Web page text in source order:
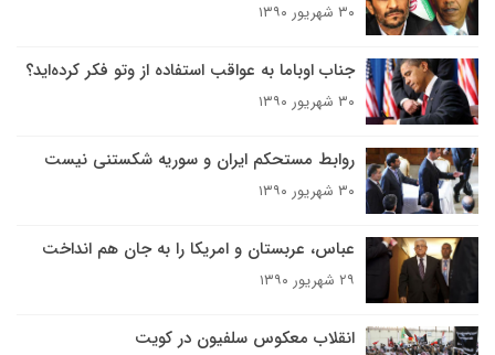
۳۰ شهریور ۱۳۹۰
جناب اوباما به عواقب استفاده از وتو فکر کرده‌اید؟
۳۰ شهریور ۱۳۹۰
روابط مستحکم ایران و سوریه شکستنی نیست
۳۰ شهریور ۱۳۹۰
عباس، عربستان و امریکا را به جان هم انداخت
۲۹ شهریور ۱۳۹۰
انقلاب معکوس سلفیون در کویت